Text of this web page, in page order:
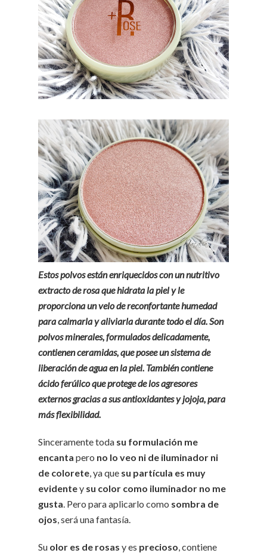
Estos polvos están enriquecidos con un nutritivo
extracto de rosa que hidrata la piel y le
proporciona un velo de reconfortante humedad
para calmarla y aliviarla durante todo el día. Son
polvos minerales, formulados delicadamente,
contienen ceramidas, que posee un sistema de
liberación de agua en la piel. También contiene
ácido ferúlico que protege de los agresores
externos gracias a sus antioxidantes y jojoja, para
más flexibilidad.
Sinceramente toda su formulación me
encanta pero no lo veo ni de iluminador ni
de colorete, ya que su partícula es muy
evidentey su color como iluminador no me
gusta. Pero para aplicarlo como sombra de
ojos, será una fantasía.
Su olor es de rosas y es precioso, contiene